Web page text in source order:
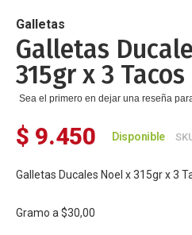
de
la
galería
de
imágenes
Galletas
Galletas
315gr x 3 Tacos
Sea el primero en dejar una reseña
$ 9.450 Disponible
Galletas Ducales Noel x 315gr x 3
Gramo a $30,00